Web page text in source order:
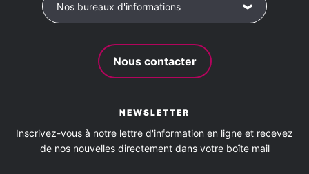
Nos bureaux d'informations
Nous contacter
NEWSLETTER
Inscrivez-vous à notre lettre d'information en ligne et recevez
de nos nouvelles directement dans votre boîte mail